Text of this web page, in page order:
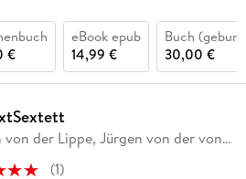
€
eBook epub
14,99 €
Buch
30,00 €
von der Lippe, Jürgen von der von
(1)